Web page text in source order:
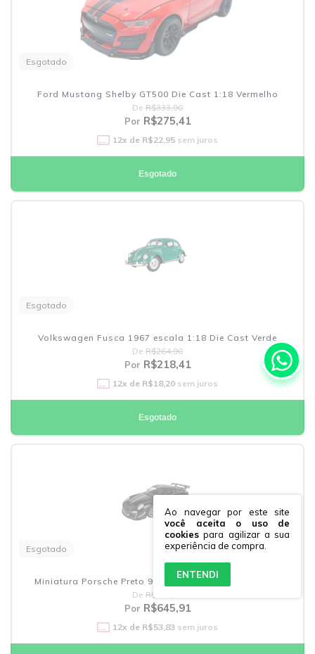
Ao navegar por este site
você aceita o uso de
cookies para agilizar a sua
experiência de compra.
ENTENDI
Esgotado
Ford Mustang Shelby GT500 Die Cast 1:18 Vermelho
De R$333,90
Por R$275,41
12x de R$22,95 sem juros
Esgotado
Esgotado
Volkswagen Fusca 1967 escala 1:18 Die Cast Verde
De R$264,90
Por R$218,41
12x de R$18,20 sem juros
Esgotado
Esgotado
Miniatura Porsche Preto 911 Gt3 Rs 4.0 1:18 Bburago
De R$781,90
Por R$645,91
12x de R$53,83 sem juros